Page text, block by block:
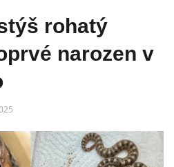
rohatý
narozen v